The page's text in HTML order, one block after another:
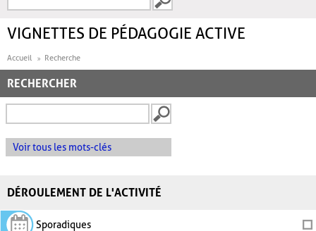
FORMULAIRE DE
VIGNETTES DE PÉDAGOGIE ACTIVE
Accueil Recherche
RECHERCHER
Voir tous les mots-clés
DÉROULEMENT DE L'ACTIVITÉ
Sporadiques